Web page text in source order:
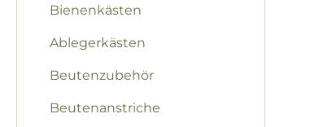
Bienenkästen
Ablegerkästen
Beutenzubehör
Beutenanstriche